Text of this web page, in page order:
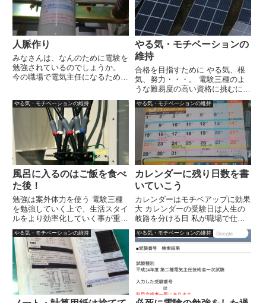
人脈作り
みなさんは、なんのために電験を
勉強されているのでしょうか。
今の職場で電気主任になるため。
のために電験取得を目指してきま
した。 三種に合格後、なかなか
良い職場に就職できた事で、...
やる気・モチベーションの
維持
合格を目指すために やる気、根
気、努力・・・。 電験三種のよ
うな難易度の高い資格に挑むにあ
たり、根気強く努力を続けていく
ことは必須と言わざるを得ませ
ん。 このサイトで紹介した各種
の裏技・テクニックをもってして
も、それだけで合格するなどとい
う...
やる気・モチベーションの維持
風呂に入るのはご飯を食べ
た後！
勉強は案外体力を使う 電験三種
を勉強していく上で、生活スタイ
ルをより効率化していく事が重要
となります。 人間、頭が働かな
くなるのは、 ・疲労の溜まる午
後 ・ご飯を食べた後 ・眠気が襲
ってきている時 といった所で
す。 このうち、「ご飯を食べ
た...
やる気・モチベーションの維持
カレンダーに残り日数を書
いていこう
カレンダーはモチベアップに効果
大 カレンダーの受験日は人生の
岐路を分ける日 私が職場で仕事
をしている時、いつもカレンダー
を気にしていました。 というの
も、職場で使用していたカレンダ
あったからです。 私は頻繁に
やる気・モチベーションの維持 やる気・モチベーションの維持